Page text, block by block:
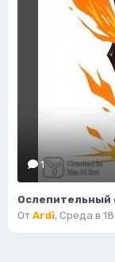
1
От Ardi, Среда в